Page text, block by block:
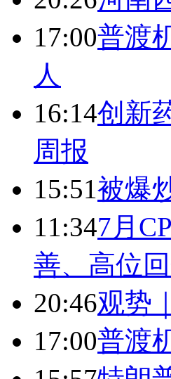
17:00普渡
人
16:14创新
周报
15:51被爆
11:347月
善、高位
20:46观势
17:00普渡